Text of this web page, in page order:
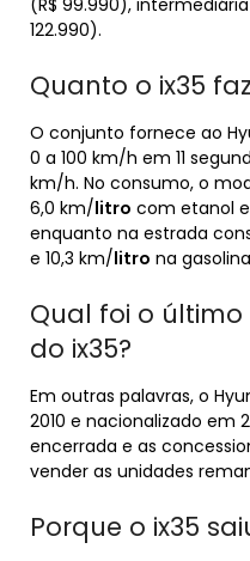
(R$ 99.990),
122.990).
Quanto o ix35
O conjunto fornece ao
0 a 100 km/h em 11
km/h. No consumo, o
6,0 km/litro com etanol
enquanto na estrada
e 10,3 km/litro na
Qual foi o
do ix35?
Em outras palavras, o
2010 e nacionalizado em
encerrada e as
vender as unidades
Porque o ix35